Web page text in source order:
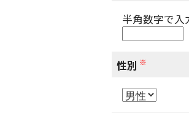
半角数字で入
性別 ※